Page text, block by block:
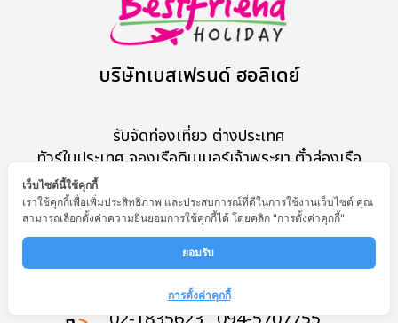
บริษัทเบสเฟรนด์ ฮอลิเดย์
รับจัดท่องเที่ยว ต่างประเทศ
ทัวร์ในประเทศ จองเรือดินเนอร์เจ้าพระยา ตั๋วล่องเรือ
จัดกรุ๊ปเหมา กรุ๊ปส่วนตัว คุณภาพดี
ใบอนุญาตนำเที่ยว 11/07424
รับชำระตัดบัตรออนไลน์
เว็บไซต์นี้ใช้คุกกี้
เราใช้คุกกี้เพื่อเพิ่มประสิทธิภาพ และประสบการณ์ที่ดีในการใช้งานเว็บไซต์ คุณ
สามารถเลือกตั้งค่าความยินยอมการใช้คุกกี้ได้ โดยคลิก "การตั้งค่าคุกกี้"
ยอมรับ
การตั้งค่าคุกกี้